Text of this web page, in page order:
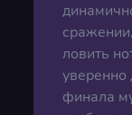
ловить
уверенно
финала